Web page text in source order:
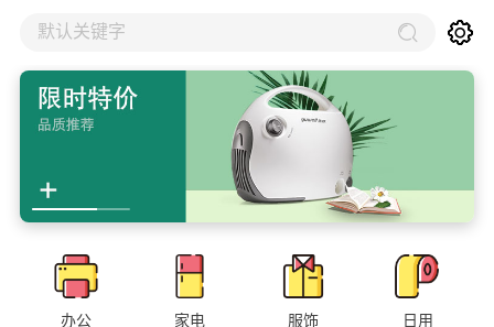
默认关键字
办公 家电 服饰 日用